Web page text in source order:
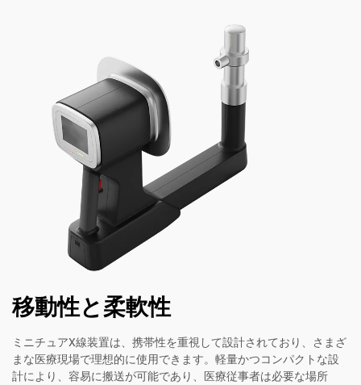
移動性と柔軟性
ミニチュアX線装置は、携帯性を重視して設計されており、さまざ
まな医療現場で理想的に使用できます。軽量かつコンパクトな設
計により、容易に搬送が可能であり、医療従事者は必要な場所